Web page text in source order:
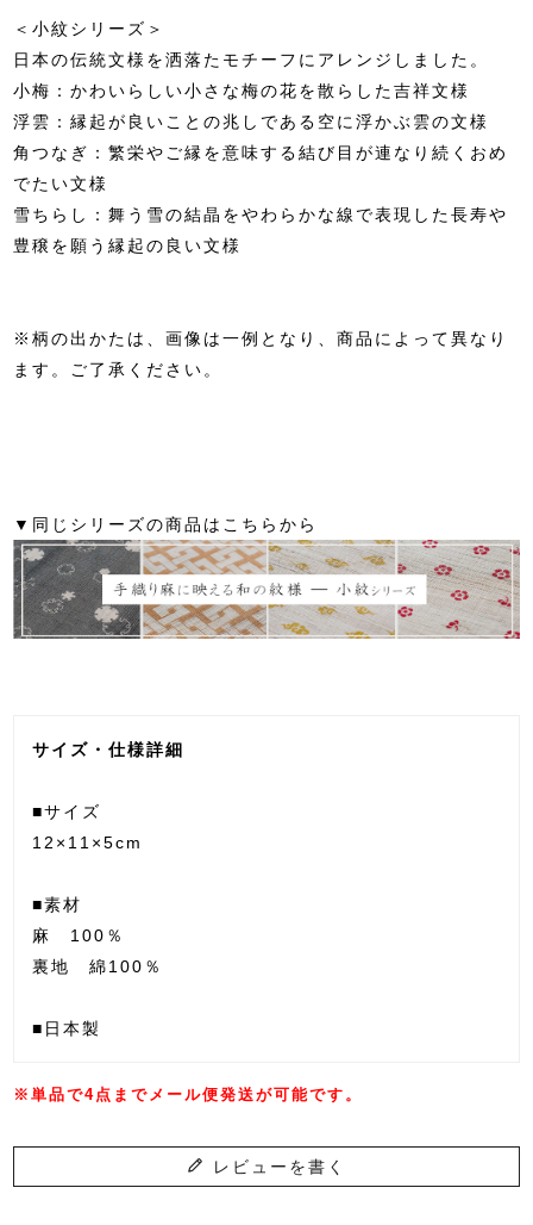
＜小紋シリーズ＞
日本の伝統文様を洒落たモチーフにアレンジしました。
小梅：かわいらしい小さな梅の花を散らした吉祥文様
浮雲：縁起が良いことの兆しである空に浮かぶ雲の文様
角つなぎ：繁栄やご縁を意味する結び目が連なり続くおめ
でたい文様
雪ちらし：舞う雪の結晶をやわらかな線で表現した長寿や
豊穣を願う縁起の良い文様
※柄の出かたは、画像は一例となり、商品によって異なり
ます。ご了承ください。
▼同じシリーズの商品はこちらから
サイズ・仕様詳細
■サイズ
12×11×5cm
■素材
麻 100％
裏地 綿100％
■日本製
※単品で4点までメール便発送が可能です。
レビューを書く